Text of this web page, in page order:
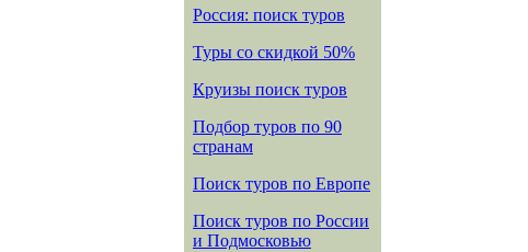
Россия: поиск туров
Туры со скидкой 50%
Круизы поиск туров
Подбор туров по 90
странам
Поиск туров по Европе
Поиск туров по России
и Подмосковью